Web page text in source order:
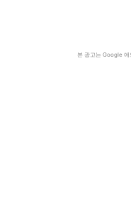
본 광고는 Google 애